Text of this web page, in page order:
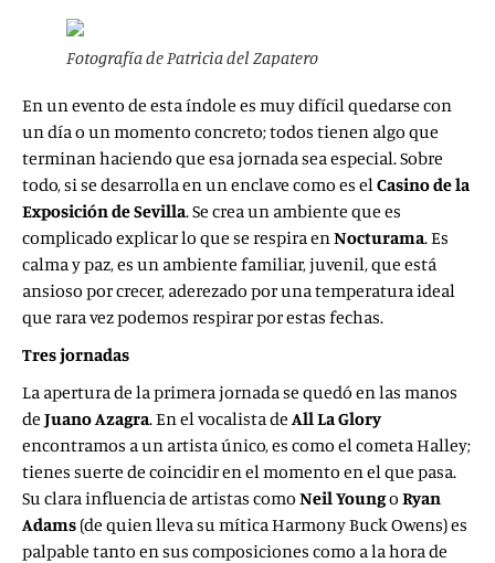
Fotografía de Patricia del Zapatero
En un evento de esta índole es muy difícil quedarse con
un día o un momento concreto; todos tienen algo que
terminan haciendo que esa jornada sea especial. Sobre
todo, si se desarrolla en un enclave como es elCasino de la
Exposición de Sevilla. Se crea un ambiente que es
complicado explicar lo que se respira enNocturama. Es
calma y paz, es un ambiente familiar, juvenil, que está
ansioso por crecer, aderezado por una temperatura ideal
que rara vez podemos respirar por estas fechas.
Tres jornadas
La apertura de la primera jornada se quedó en las manos
de Juano Azagra. En el vocalista deAll La Glory
encontramos a un artista único, es como el cometa Halley;
tienes suerte de coincidir en el momento en el que pasa.
Su clara influencia de artistas como Neil Youngo Ryan
Adams (de quien lleva su mítica Harmony Buck Owens) es
palpable tanto en sus composiciones como a la hora de